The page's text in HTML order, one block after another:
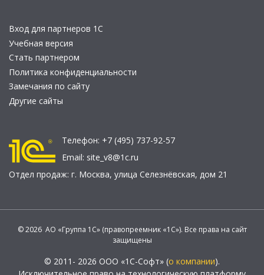
Вход для партнеров 1С
Учебная версия
Стать партнером
Политика конфиденциальности
Замечания по сайту
Другие сайты
Телефон: +7 (495) 737-92-57
Email: site_v8@1c.ru
Отдел продаж: г. Москва, улица Селезнёвская, дом 21
© 2026 АО «Группа 1С» (правопреемник «1С»). Все права на сайт
защищены
© 2011- 2026 ООО «1С-Софт» (о компании).